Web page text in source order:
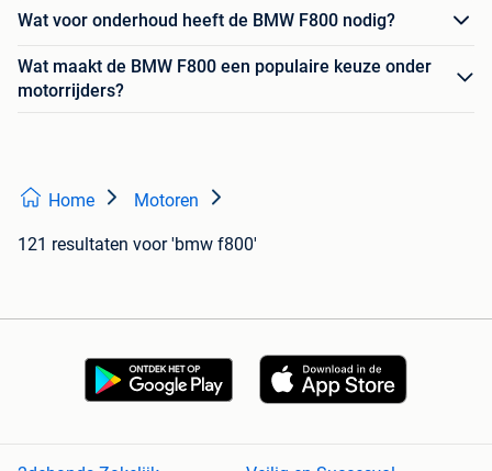
Wat voor onderhoud heeft de BMW F800 nodig?
Wat maakt de BMW F800 een populaire keuze onder
motorrijders?
Home Motoren
121 resultaten voor 'bmw f800'